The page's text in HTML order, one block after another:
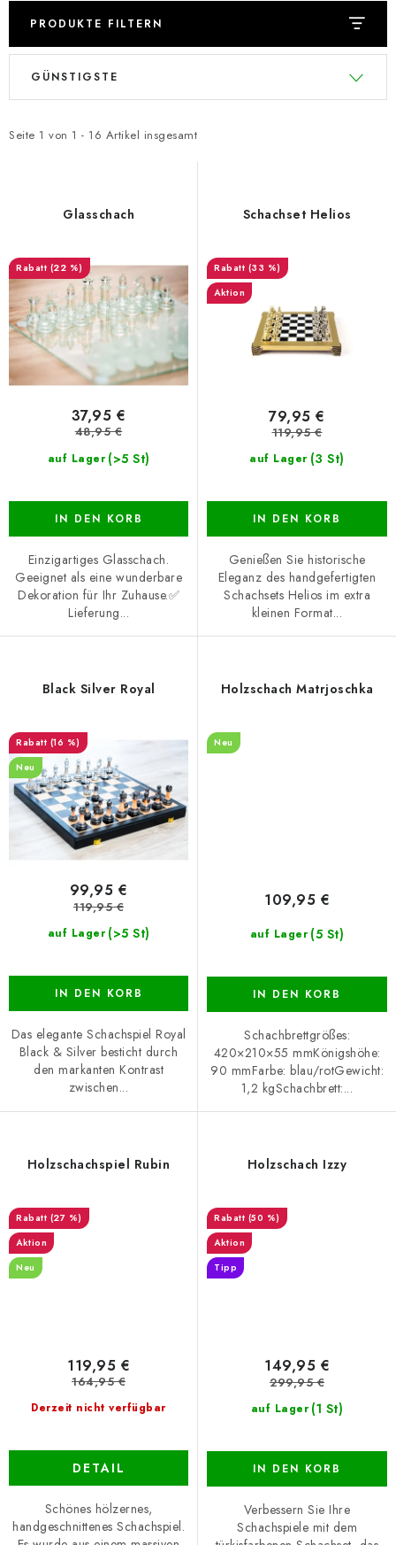
PRODUKTE FILTERN
L
t
P
r
o
d
u
k
Seite 1 von 1 - 16 Artikel insgesamt
P
d
o
r
t
i
e
r
GÜNSTIGSTE
Glasschach
(22 %)
auf Lager (>5 St)
37,95 €
48,95 €
IN DEN KORB
Einzigartiges Glasschach.
Geeignet als eine wunderbare
Dekoration für Ihr Zuhause.✅
Lieferung...
Schachset Helios
(33 %)
Aktion
auf Lager (3 St)
79,95 €
119,95 €
IN DEN KORB
Genießen Sie historische
Eleganz des handgefertigten
Schachsets Helios im extra
kleinen Format...
Black Silver Royal
(16 %)
Neu
auf Lager (>5 St)
99,95 €
119,95 €
IN DEN KORB
Das elegante Schachspiel Royal
Black & Silver besticht durch
den markanten Kontrast
zwischen...
Holzschach Matrjoschka
Neu
auf Lager (5 St)
109,95 €
IN DEN KORB
Schachbrettgrößes:
420×210×55 mmKönigshöhe:
90 mmFarbe: blau/rotGewicht:
1,2 kgSchachbrett:...
Holzschachspiel Rubin
(27 %)
Aktion
Neu
Derzeit nicht verfügbar
119,95 €
164,95 €
DETAIL
Schönes hölzernes,
handgeschnittenes Schachspiel.
Holzschach Izzy
(50 %)
Aktion
Tipp
auf Lager (1 St)
149,95 €
299,95 €
IN DEN KORB
Verbessern Sie Ihre
Schachspiele mit dem